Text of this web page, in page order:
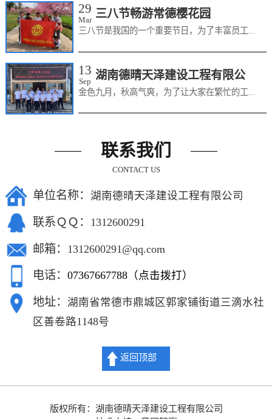
29
Mar 三八节畅游常德樱花园
三八节是我国的一个重要节日，为了丰富员工...
13
Sep 湖南德晴天泽建设工程有限公
司主题党日...
金色九月，秋高气爽，为了让大家在繁忙的工...
联系我们
CONTACT US
单位名称： 湖南德晴天泽建设工程有限公司
联系ＱＱ： 1312600291
邮箱： 1312600291@qq.com
电话： 07367667788（点击拨打）
地址： 湖南省常德市鼎城区郭家铺街道三滴水社
区善卷路1148号
返回顶部
版权所有：湖南德晴天泽建设工程有限公司